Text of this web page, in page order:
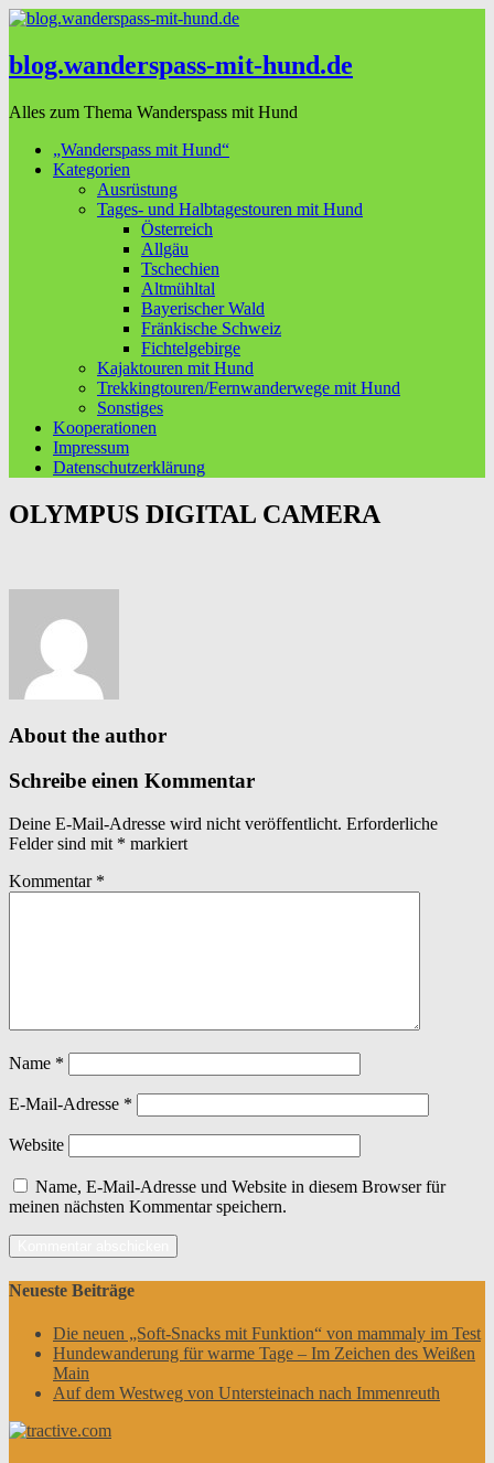
blog.wanderspass-mit-hund.de
Alles zum Thema Wanderspass mit Hund
„Wanderspass mit Hund“
Kategorien
Ausrüstung
Tages- und Halbtagestouren mit Hund
Österreich
Allgäu
Tschechien
Altmühltal
Bayerischer Wald
Fränkische Schweiz
Fichtelgebirge
Kajaktouren mit Hund
Trekkingtouren/Fernwanderwege mit Hund
Sonstiges
Kooperationen
Impressum
Datenschutzerklärung
OLYMPUS DIGITAL CAMERA
About the author
Schreibe einen Kommentar
Deine E-Mail-Adresse wird nicht veröffentlicht. Erforderliche
Felder sind mit * markiert
Kommentar *
Name *
E-Mail-Adresse *
Website
Name, E-Mail-Adresse und Website in diesem Browser für
meinen nächsten Kommentar speichern.
Neueste Beiträge
Die neuen „Soft-Snacks mit Funktion“ von mammaly im Test
Hundewanderung für warme Tage – Im Zeichen des Weißen
Main
Auf dem Westweg von Untersteinach nach Immenreuth